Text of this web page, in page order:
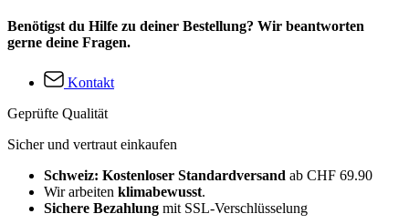
Benötigst du Hilfe zu deiner Bestellung? Wir beantworten
gerne deine Fragen.
Kontakt
Geprüfte Qualität
Sicher und vertraut einkaufen
Schweiz: Kostenloser Standardversand ab CHF 69.90
Wir arbeiten klimabewusst.
Sichere Bezahlung mit SSL-Verschlüsselung